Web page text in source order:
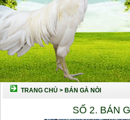
TRANG CHỦ > BÁN GÀ NÒI
SỐ 2. BÁN